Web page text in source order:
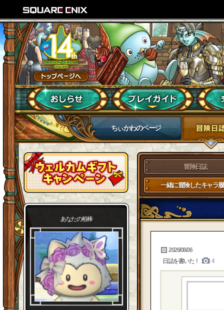
ちぃかわのページ
あなたの相棒
冒険日誌
一緒に冒険したキャラ
2026/08/06
日誌を書いた！
4